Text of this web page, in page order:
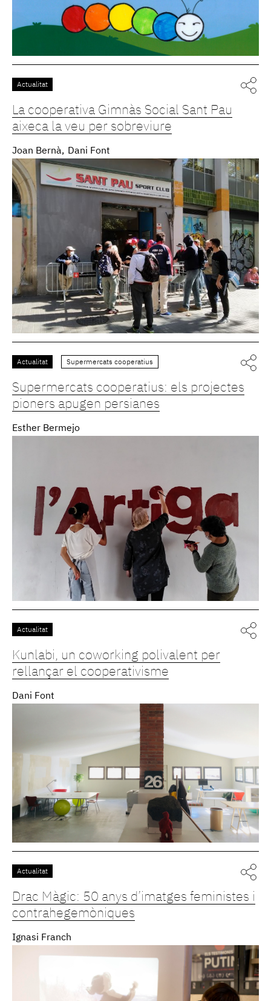
Actualitat
La cooperativa Gimnàs Social Sant Pau
aixeca la veu per sobreviure
Joan Bernà Dani Font
Actualitat Supermercats cooperatius
Supermercats cooperatius: els projectes
pioners apugen persianes
Esther Bermejo
Actualitat
Kunlabi, un coworking polivalent per
rellançar el cooperativisme
Dani Font
Actualitat
Drac Màgic: 50 anys d’imatges feministes i
contrahegemòniques
Ignasi Franch